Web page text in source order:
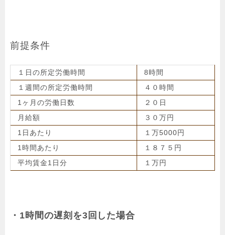
前提条件
１日の所定労働時間
8時間
１週間の所定労働時間
４０時間
1ヶ月の労働日数
２０日
月給額
３０万円
1日あたり
１万5000円
1時間あたり
１８７５円
平均賃金1日分
１万円
・1時間の遅刻を3回した場合